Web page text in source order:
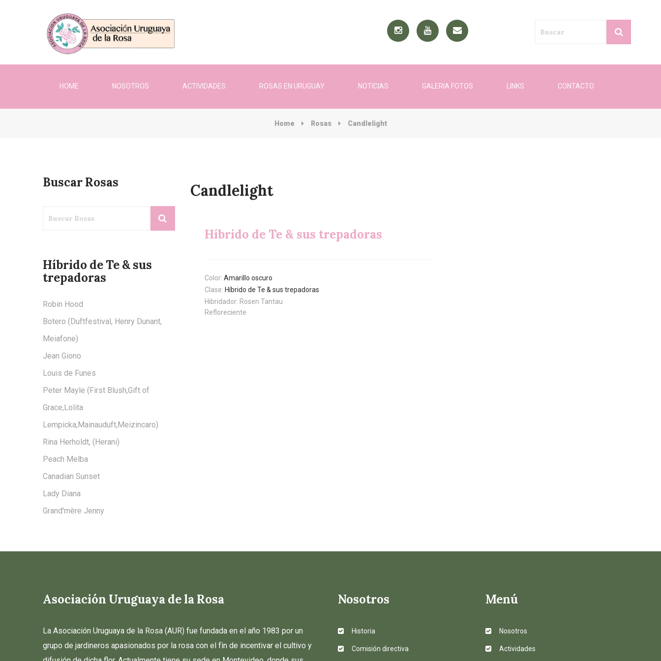
HOME NOSOTROS ACTIVIDADES ROSAS EN URUGUAY NOTICIAS GALERIA FOTOS LINKS CONTACTO
Home Rosas Candlelight
Candlelight
Híbrido de Te & sus trepadoras
Color: Amarillo oscuro
Clase: Híbrido de Te & sus trepadoras
Hibridador: Rosen Tantau
Refloreciente
Buscar Rosas
Híbrido de Te & sus
trepadoras
Robin Hood
Botero (Duftfestival, Henry Dunant,
Meiafone)
Jean Giono
Louis de Funes
Peter Mayle (First Blush,Gift of
Grace,Lolita
Lempicka,Mainauduft,Meizincaro)
Rina Herholdt, (Herani)
Peach Melba
Canadian Sunset
Lady Diana
Grand'mère Jenny
Asociación Uruguaya de la Rosa
La Asociación Uruguaya de la Rosa (AUR) fue fundada en el año 1983 por un
grupo de jardineros apasionados por la rosa con el fìn de incentivar el cultivo y
Nosotros
Historia
Comisión directiva
Menú
Nosotros
Actividades